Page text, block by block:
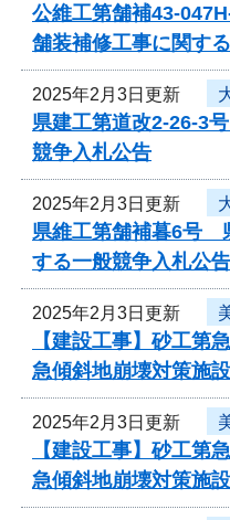
公維工第舗補43-
舗装補修工事に関す
2025年2月3日更新
県建工第道改2-26-3
競争入札公告
2025年2月3日更新
県維工第舗補暮6号
する一般競争入札公告
2025年2月3日更新
【建設工事】砂工
急傾斜地崩壊対策施
2025年2月3日更新
【建設工事】砂工
急傾斜地崩壊対策施